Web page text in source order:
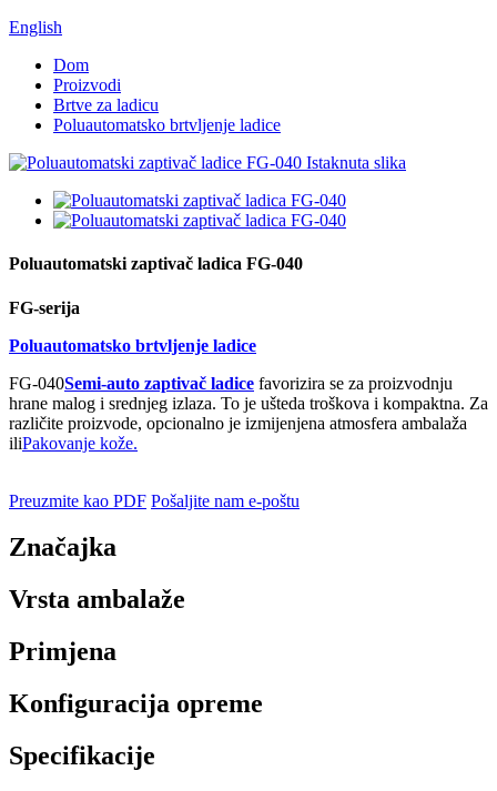
English
Dom
Proizvodi
Brtve za ladicu
Poluautomatsko brtvljenje ladice
Poluautomatski zaptivač ladica FG-040
FG-serija
Poluautomatsko brtvljenje ladice
FG-040Semi-auto zaptivač ladice favorizira se za proizvodnju
hrane malog i srednjeg izlaza. To je ušteda troškova i kompaktna. Za
različite proizvode, opcionalno je izmijenjena atmosfera ambalaža
iliPakovanje kože.
Preuzmite kao PDF Pošaljite nam e-poštu
Značajka
Vrsta ambalaže
Primjena
Konfiguracija opreme
Specifikacije